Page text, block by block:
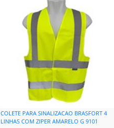
COLETE PARA SINALIZACAO BRASFORT 4
LINHAS COM ZIPER AMARELO G 9101